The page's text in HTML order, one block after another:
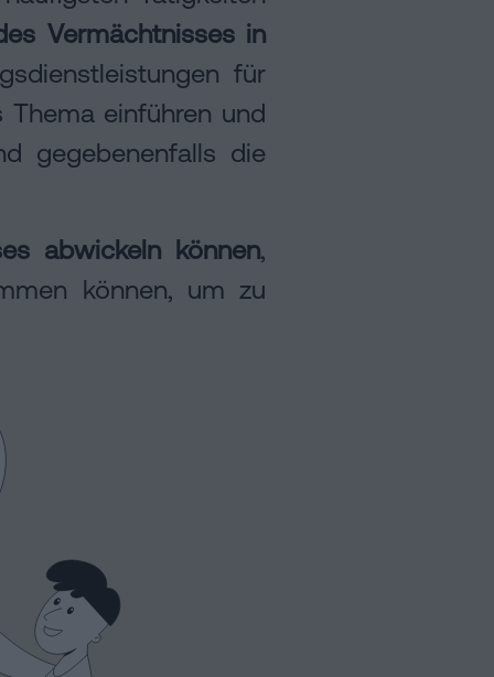
Vermächtnisses in
für
einführen und
gegebenenfalls die
abwickeln können,
können, um zu